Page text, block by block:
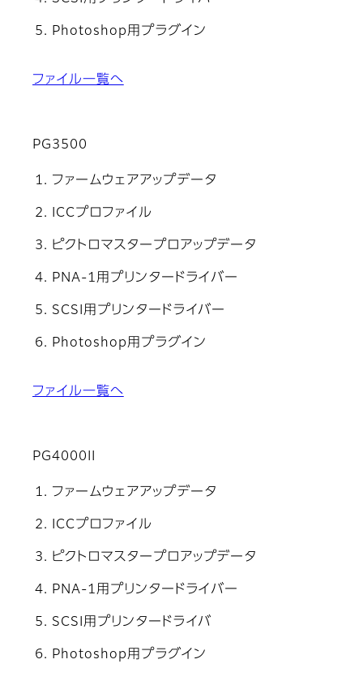
Photoshop用プラグイン
ファイル一覧へ
PG3500
ファームウェアアップデータ
ICCプロファイル
ピクトロマスタープロアップデータ
PNA-1用プリンタードライバー
SCSI用プリンタードライバー
Photoshop用プラグイン
ファイル一覧へ
PG4000II
ファームウェアアップデータ
ICCプロファイル
ピクトロマスタープロアップデータ
PNA-1用プリンタードライバー
SCSI用プリンタードライバ
Photoshop用プラグイン